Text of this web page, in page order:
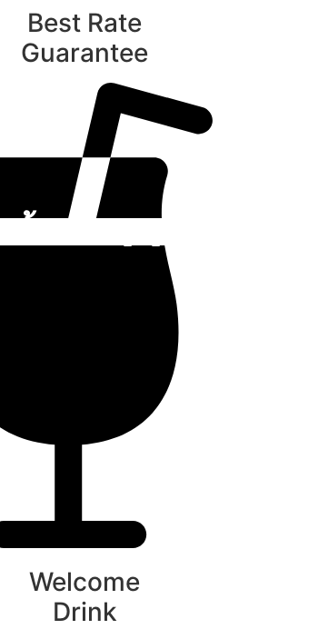
ร้อยลำพู ดูพระจันทร์
Best Rate
Guarantee
Welcome
Drink